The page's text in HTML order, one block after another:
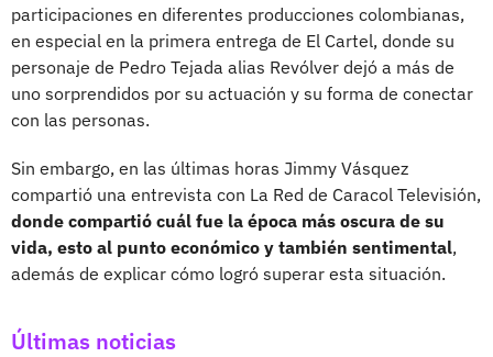
participaciones en diferentes producciones colombianas,
en especial en la primera entrega de El Cartel, donde su
personaje de Pedro Tejada alias Revólver dejó a más de
uno sorprendidos por su actuación y su forma de conectar
con las personas.
Sin embargo, en las últimas horas Jimmy Vásquez
compartió una entrevista con La Red de Caracol Televisión,
donde compartió cuál fue la época más oscura de su
vida, esto al punto económico y también sentimental,
además de explicar cómo logró superar esta situación.
Últimas noticias